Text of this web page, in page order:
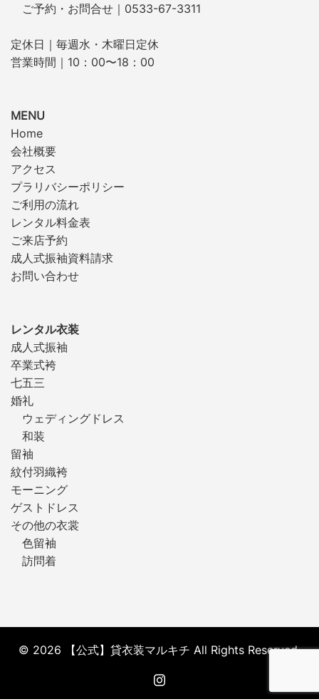
ご予約・お問合せ｜0533-67-3311
定休日｜毎週水・木曜日定休
営業時間｜10：00〜18：00
MENU
Home
会社概要
アクセス
プラリバシーポリシー
ご利用の流れ
レンタル料金表
ご来店予約
成人式振袖資料請求
お問い合わせ
レンタル衣装
成人式振袖
卒業式袴
七五三
婚礼
ウェディングドレス
和装
留袖
紋付羽織袴
モーニング
ゲストドレス
その他の衣裳
色留袖
訪問着
© 2026 【公式】貸衣装マルキチ All Rights Reserved.